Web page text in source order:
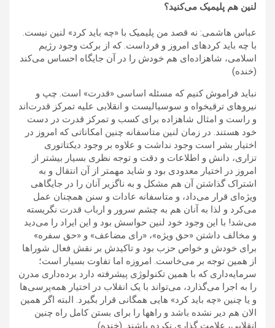
لنین هم پلیمیک می‌کنید؟
عباس هاشمی: نه قصد من پلیمیک با «چه باید کرد» لنین نیست.
با چه باید کردهای امروز و فرداست. که از برکت وجود رژیم
اسلامی، شاهزاده‌ای هم خودش را در آن جایگاه احساس می‌کند
(خنده)
نباید فراموش کنیم که مسئله اساسی «قدرت» است. چپ و
نیروهای ترقیخواه و سوسیالیست و انقلابی علیه تمرکز قدرت‌اند
و راست و امثال شاهزاده برای کسب و تمرکز قدرت در دست
خود هستند. در زمان لنین متاسفانه چنین امکاناتی که امروز در
اختیار بشر است وجود نداشت و علاوه بر وجود دیکتاتوری
تزاری، دانش و اطلاعات و دقت و توجه نظری بسیار بیشتر از
امروز در اختیار معدودی بود و شاید مهمتر از آن انتقال و به
اشتراک گذاشتن آن هم مشکل و به ناگزیر آنان را در جایگاهی
ویژه‌‌ای قرار می‌داد، و متاسفانه عادات و سنن همچنان عمل
می‌کرد و لذا به آنان هم به چشم سرور و ارباب قدرت نگریسته
می‌شد! با این وجود خود لنین حواسش بود و این ایراد را می‌دید
و مخالف داشتن «حق ویژه»، «رای مضاعف» و «حق سفره»
برای خودش و خواص حزب بود و تاکیدش بر نقش فعال شوراها
از همین توجه بر می‌خاست. امروزه اما تفاوت بسیار است؛
سرمایه‌داری که با همین تکنولوژی پیشرفته دارد برده‌داری مدرن
را به اجرا می‌گذارد، می‌تواند با یک انقلاب در اختیار همه‌پرسی‌ها
و یا چنین «چه باید کرد» هایی همگانی قرار بگیرد. البته اگر همین
الان هم دیر نشده باشد و راهها را برای بستن کامل راه چنین
انقلابی، علامت گذاری نکرده باشند. (خنده)